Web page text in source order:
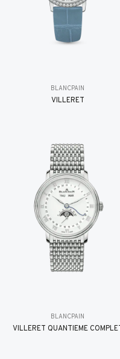
BLANCPAIN
VILLERET
BLANCPAIN
VILLERET QUANTIÈME COMPLET